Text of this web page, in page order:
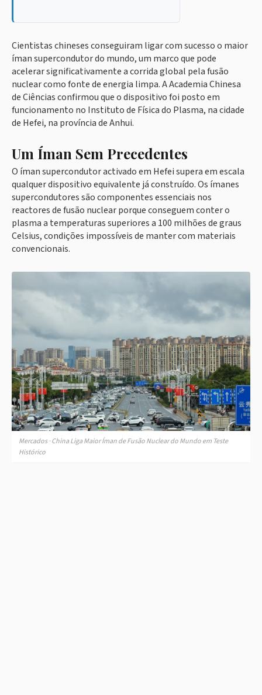
Cientistas chineses conseguiram ligar com sucesso o maior
íman supercondutor do mundo, um marco que pode
acelerar significativamente a corrida global pela fusão
nuclear como fonte de energia limpa. A Academia Chinesa
de Ciências confirmou que o dispositivo foi posto em
funcionamento no Instituto de Física do Plasma, na cidade
de Hefei, na província de Anhui.
Um Íman Sem Precedentes
O íman supercondutor activado em Hefei supera em escala
qualquer dispositivo equivalente já construído. Os ímanes
supercondutores são componentes essenciais nos
reactores de fusão nuclear porque conseguem conter o
plasma a temperaturas superiores a 100 milhões de graus
Celsius, condições impossíveis de manter com materiais
convencionais.
Mercados · China Liga Maior Íman de Fusão Nuclear do Mundo em Teste
Histórico